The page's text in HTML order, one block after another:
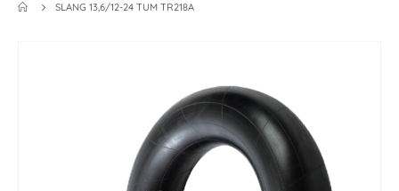
SLANG 13,6/12-24 TUM TR218A